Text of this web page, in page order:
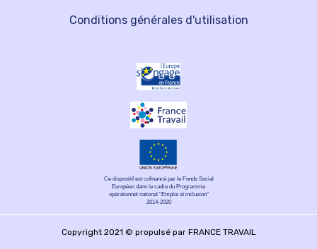
Conditions générales d'utilisation
Ce dispositif est cofinancé par le Fonds Social
Européen dans le cadre du Programme
opérationnel national "Emploi et inclusion"
2014-2020
Copyright 2021 © propulsé par FRANCE TRAVAIL